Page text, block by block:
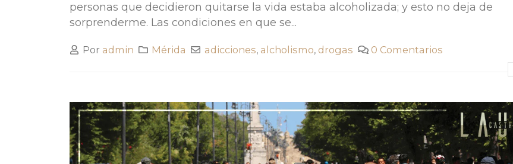
personas que decidieron quitarse la vida estaba alcoholizada; y esto no deja de
sorprenderme. Las condiciones en que se...
Por admin Mérida adicciones, alcholismo, drogas 0 Comentarios